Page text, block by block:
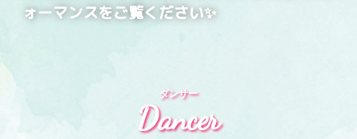
ォーマンスをご覧ください✨
Dancer
ダンサー